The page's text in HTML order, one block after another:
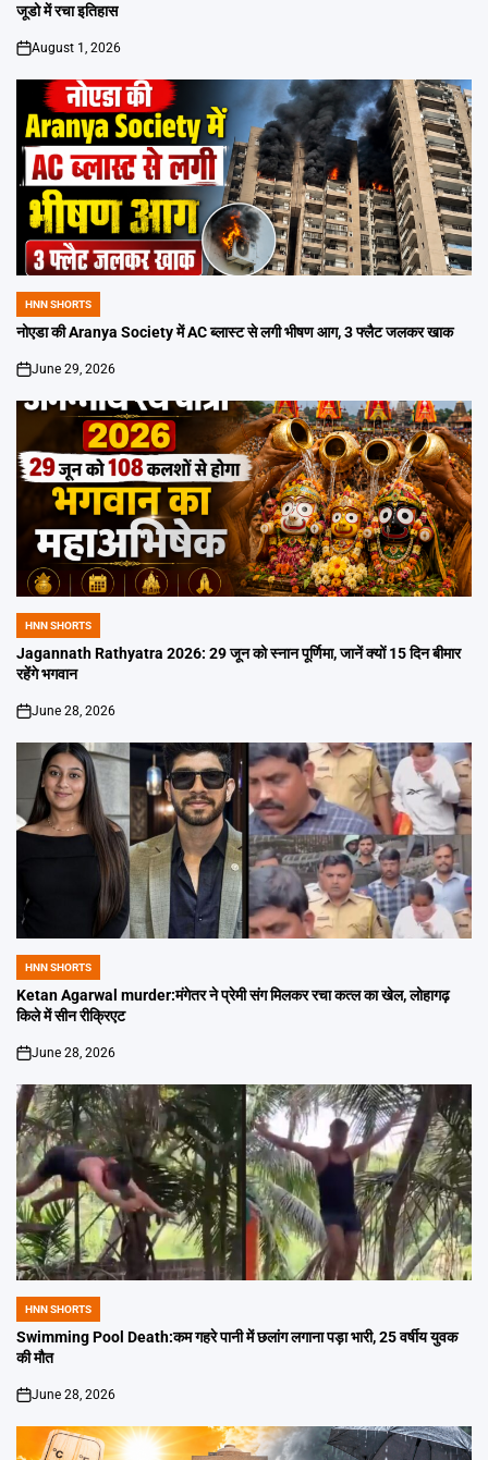
जूडो में रचा इतिहास
on
August 1, 2026
POSTED
IN
HNN SHORTS
नोएडा की Aranya Society में AC ब्लास्ट से लगी भीषण आग, 3 फ्लैट जलकर खाक
on
June 29, 2026
POSTED
IN
HNN SHORTS
Jagannath Rathyatra 2026: 29 जून को स्नान पूर्णिमा, जानें क्यों 15 दिन बीमार
रहेंगे भगवान
on
June 28, 2026
POSTED
IN
HNN SHORTS
Ketan Agarwal murder:मंगेतर ने प्रेमी संग मिलकर रचा कत्ल का खेल, लोहागढ़
किले में सीन रीक्रिएट
on
June 28, 2026
POSTED
IN
HNN SHORTS
Swimming Pool Death:कम गहरे पानी में छलांग लगाना पड़ा भारी, 25 वर्षीय युवक
की मौत
on
June 28, 2026